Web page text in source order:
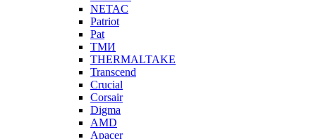
NETAC
Patriot
Pat
ТМИ
THERMALTAKE
Transcend
Crucial
Corsair
Digma
AMD
Apacer